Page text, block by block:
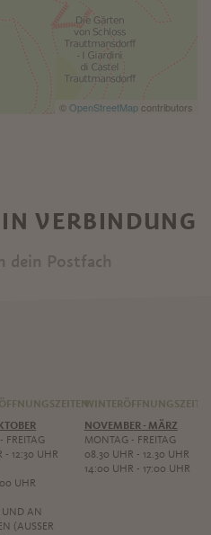
© OpenStreetMapcontributors
VERBINDUNG
dein Postfach
FREITAG
- 12:30 UHR
UHR
UND AN
(AUSSER S
NOVEMBER - MÄRZ
MONTAG - FREITAG
08.30 UHR - 12.30 UHR
14:00 UHR - 17:00 UHR